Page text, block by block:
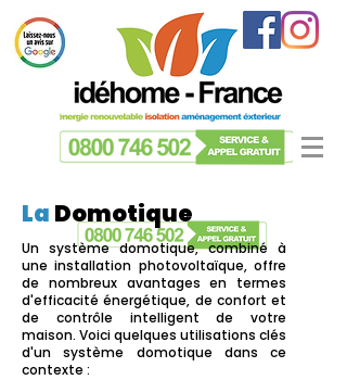
La Domotique
Un système domotique, combiné à
une installation photovoltaïque, offre
de nombreux avantages en termes
d'efficacité énergétique, de confort et
de contrôle intelligent de votre
maison. Voici quelques utilisations clés
d'un système domotique dans ce
contexte :